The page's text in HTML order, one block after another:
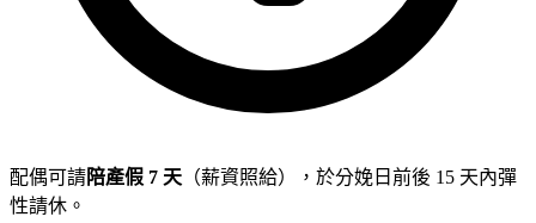
配偶可請陪產假 7 天 （薪資照給），於分娩日前後 15 天內彈
性請休。